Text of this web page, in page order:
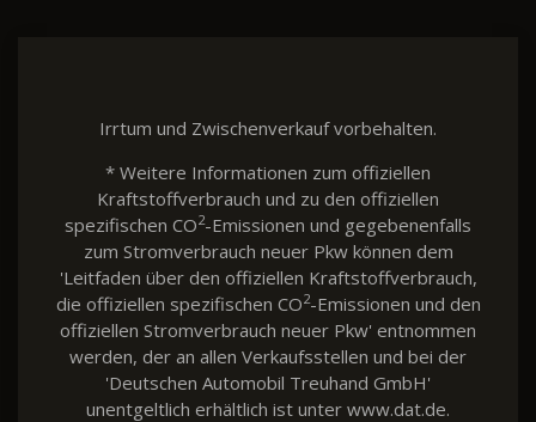
Irrtum und Zwischenverkauf vorbehalten.
* Weitere Informationen zum offiziellen
Kraftstoffverbrauch und zu den offiziellen
spezifischen CO2-Emissionen und gegebenenfalls
zum Stromverbrauch neuer Pkw können dem
'Leitfaden über den offiziellen Kraftstoffverbrauch,
die offiziellen spezifischen CO2-Emissionen und den
offiziellen Stromverbrauch neuer Pkw' entnommen
werden, der an allen Verkaufsstellen und bei der
'Deutschen Automobil Treuhand GmbH'
unentgeltlich erhältlich ist unter www.dat.de.